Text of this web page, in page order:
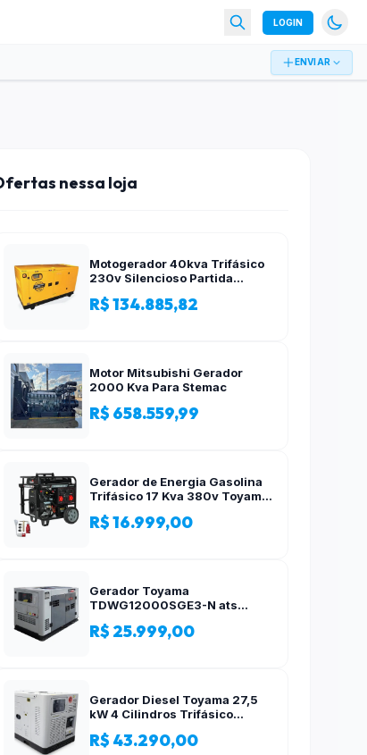
LOGIN
ENVIAR
nessa loja
Motogerador 40kva Trifásico
230v Silencioso Partida
R$ 134.885,82
Motor Mitsubishi Gerador
2000 Kva Para Stemac
R$ 658.559,99
Gerador de Energia Gasolina
Trifásico 17 Kva 380v Toyama
R$ 16.999,00
Gerador Toyama
TDWG12000SGE3-N ats
R$ 25.999,00
Gerador Diesel Toyama 27,5
kW 4 Cilindros Trifásico
R$ 43.290,00